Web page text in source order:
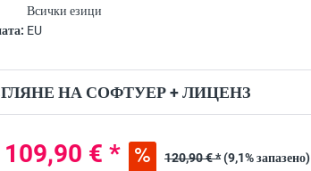
Всички езици
EU
НА СОФТУЕР + ЛИЦЕНЗ
109,90 € * 120,90 € *(9,1% запазено)